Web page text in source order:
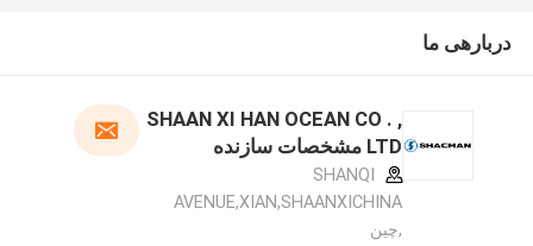
دربارهی ما
SHAAN XI HAN OCEAN CO . ,
LTD مشخصات سازنده
SHANQI
AVENUE,XIAN,SHAANXICHINA
,چین